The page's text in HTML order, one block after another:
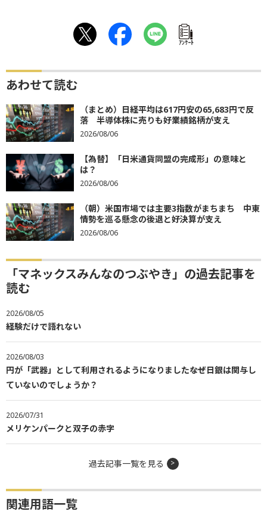
ｱﾝｹｰﾄ
あわせて読む
（まとめ）日経平均は617円安の65,683円で反
落 半導体株に売りも好業績銘柄が支え
2026/08/06
【為替】「日米通貨同盟の完成形」の意味と
は？
2026/08/06
（朝）米国市場では主要3指数がまちまち 中東
情勢を巡る懸念の後退と好決算が支え
2026/08/06
「マネックスみんなのつぶやき」の過去記事を
読む
2026/08/05
経験だけで語れない
2026/08/03
円が「武器」として利用されるようになりました――なぜ日銀は関与し
ていないのでしょうか？
2026/07/31
メリケンパークと双子の赤字
過去記事一覧を見る
関連用語一覧